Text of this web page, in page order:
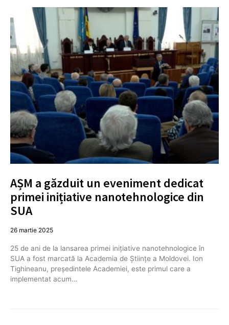
AȘM a găzduit un eveniment dedicat
primei inițiative nanotehnologice din
SUA
26 martie 2025
25 de ani de la lansarea primei inițiative nanotehnologice în
SUA a fost marcată la Academia de Științe a Moldovei. Ion
Tighineanu, președintele Academiei, este primul care a
implementat acum…